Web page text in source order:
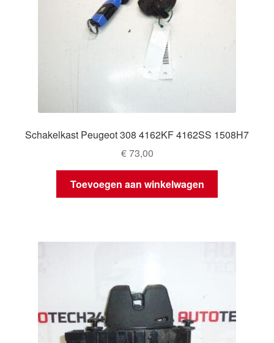
Schakelkast Peugeot 308 4162KF 4162SS 1508H7
€73,00
Toevoegen aan winkelwagen